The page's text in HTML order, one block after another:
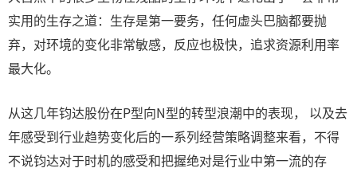
实用的生存之道：生存是第一要务，任何虚头巴脑都要抛
弃，对环境的变化非常敏感，反应也极快，追求资源利用率
最大化。
从这几年钧达股份在P型向N型的转型浪潮中的表现， 以及去
年感受到行业趋势变化后的一系列经营策略调整来看，不得
不说钧达对于时机的感受和把握绝对是行业中第一流的存